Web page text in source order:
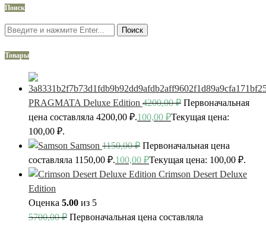
Поиск
Поиск
Товары
PRAGMATA Deluxe Edition 4200,00₽ Первоначальная
цена составляла 4200,00 ₽.100,00 ₽Текущая цена:
100,00 ₽.
Samson 1150,00₽ Первоначальная цена
составляла 1150,00 ₽.100,00 ₽Текущая цена: 100,00 ₽.
Crimson Desert Deluxe
Edition
Оценка 5.00 из 5
5700,00₽ Первоначальная цена составляла